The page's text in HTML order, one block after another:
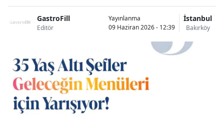
GastroFill
Editör
Yayınlanma
09 Haziran 2026 - 12:39
İstanbul
Bakırköy